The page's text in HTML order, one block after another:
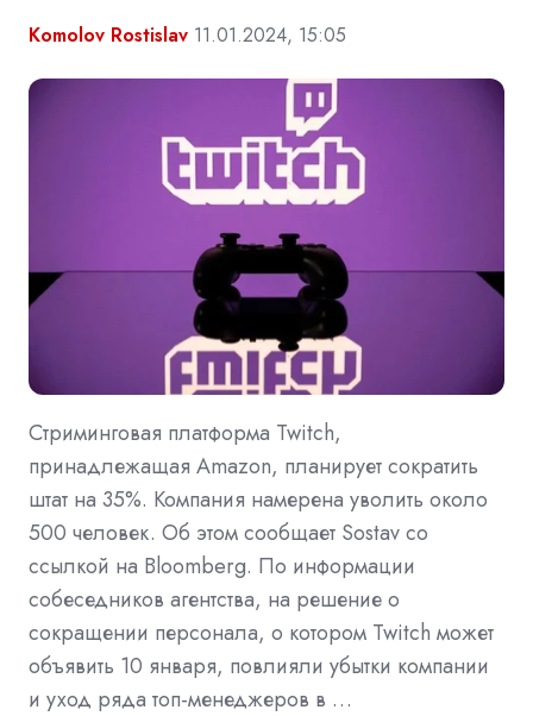
Komolov Rostislav 11.01.2024, 15:05
Стриминговая платформа Twitch,
принадлежащая Amazon, планирует сократить
штат на 35%. Компания намерена уволить около
500 человек. Об этом сообщает Sostav со
ссылкой на Bloomberg. По информации
собеседников агентства, на решение о
сокращении персонала, о котором Twitch может
объявить 10 января, повлияли убытки компании
и уход ряда топ-менеджеров в …